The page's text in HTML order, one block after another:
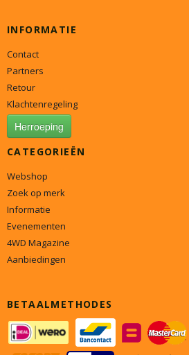
INFORMATIE
Contact
Partners
Retour
Klachtenregeling
Herroeping
CATEGORIEËN
Webshop
Zoek op merk
Informatie
Evenementen
4WD Magazine
Aanbiedingen
BETAALMETHODES